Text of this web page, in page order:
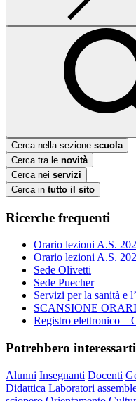
Cerca nella sezione scuola
Cerca tra le novità
Cerca nei servizi
Cerca in tutto il sito
Ricerche frequenti
Orario lezioni A.S.
Orario lezioni A.S.
Sede Olivetti
Sede Puecher
Servizi per la sanità e
SCANSIONE
Registro elettronico –
Potrebbero interessarti
Alunni Insegnanti Docenti
Didattica Laboratori